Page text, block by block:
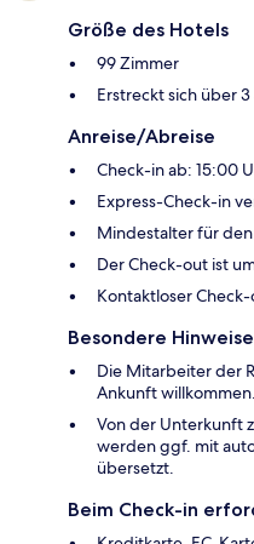
Größe des Hotels
99 Zimmer
Erstreckt sich über
Anreise/Abreise
Check-in ab: 15:00
Express-Check-in
Mindestalter für
Der Check-out ist
Kontaktloser
Besondere
Die Mitarbeiter der
Ankunft willkommen.
Von der Unterkunft
werden ggf. mit
übersetzt.
Beim Check-in